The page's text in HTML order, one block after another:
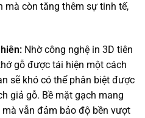
mà còn tăng thêm sự tinh tế,
Nhờ công nghệ in 3D tiên
gỗ được tái hiện một cách
sẽ khó có thể phân biệt được
giả gỗ. Bề mặt gạch mang
vẫn đảm bảo độ bền vượt